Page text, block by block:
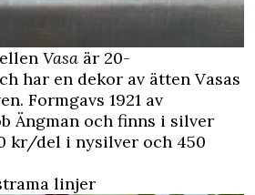
Vasa är 20-
har en dekor av ätten Vasas
Formgavs 1921 av
Ängman och finns i silver
kr/del i nysilver och 450
linjer